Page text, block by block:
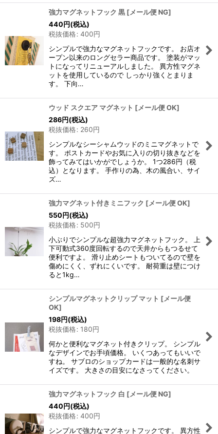
強力マグネットフック 黒 [メール便 NG]
440円(税込)
税抜価格: 400円
シンプルで強力なマグネットフックです。 お店オ
ープン以来のロングセラー商品です。 塗装がマッ
トになってリニューアルしました。 異方性マグネ
ットを使用しているので しっかり強くとまりま
す。 下向…
ウッド スクエア マグネット [メール便 OK]
286円(税込)
税抜価格: 260円
シンプルなシーシャムウッドのミニマグネットで
す。 ポストカードやお気に入りの切り抜きなどを
飾ってみてはいかがでしょうか。 1つ286円（税
込）となります。 手作りの為、木の風合い、サイ
ズ…
強力マグネット付きミニフック [メール便 OK]
550円(税込)
税抜価格: 500円
小ぶりでシンプルな超強力マグネットフック。 上
下可動式360度回転するので天井からもつるせて
便利ですよ。 滑り止めシートもついてるので壁を
傷めにくく、ずれにくいです。 耐荷重は壁につけ
ると1kg…
シンプルマグネットクリップ マット [メール便
OK]
198円(税込)
税抜価格: 180円
何かと便利なマグネット付きクリップ。 シンプル
なデザインでお手頃価格。 いくつあってもいいで
すね。 サブロのショップカードは一般的な名刺サ
イズです。 大きさの目安になさってください。
強力マグネットフック 白 [メール便 NG]
440円(税込)
税抜価格: 400円
シンプルで強力なマグネットフックです。 異方性